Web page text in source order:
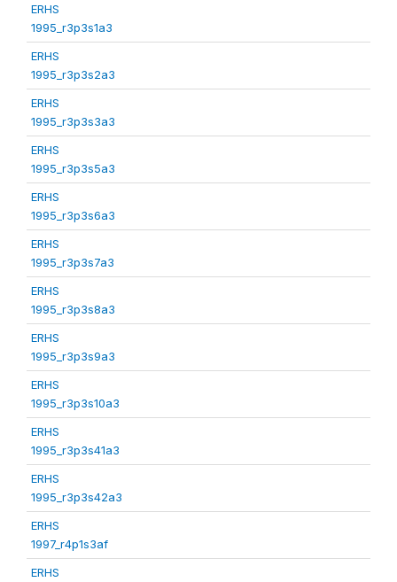
ERHS
1995_r3p3s1a3
ERHS
1995_r3p3s2a3
ERHS
1995_r3p3s3a3
ERHS
1995_r3p3s5a3
ERHS
1995_r3p3s6a3
ERHS
1995_r3p3s7a3
ERHS
1995_r3p3s8a3
ERHS
1995_r3p3s9a3
ERHS
1995_r3p3s10a3
ERHS
1995_r3p3s41a3
ERHS
1995_r3p3s42a3
ERHS
1997_r4p1s3af
ERHS